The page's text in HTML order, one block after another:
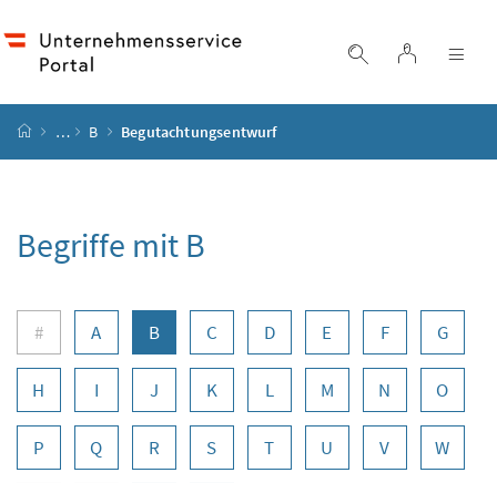
SucheLogin
Startseite
… B Begutachtungsentwurf
Begriffe mit B
Buchstabennavigation
# A B C D E F G
H I J K L M N O
P Q R S T U V W